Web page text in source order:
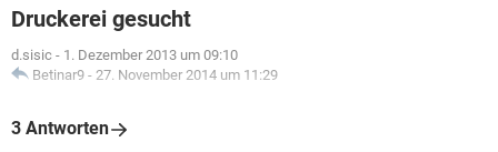
Druckerei gesucht
d.sisic - 1. Dezember 2013 um 09:10
Betinar9 - 27. November 2014 um 11:29
3 Antworten